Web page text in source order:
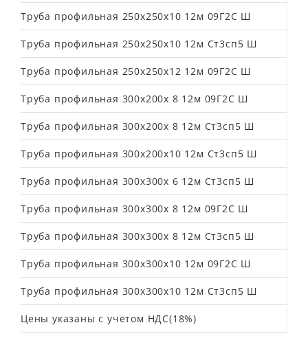
Труба профильная 250х250х10 12м 09Г2С Ш
Труба профильная 250х250х10 12м Ст3сп5 Ш
Труба профильная 250х250х12 12м 09Г2С Ш
Труба профильная 300х200х 8 12м 09Г2С Ш
Труба профильная 300х200х 8 12м Ст3сп5 Ш
Труба профильная 300х200х10 12м Ст3сп5 Ш
Труба профильная 300х300х 6 12м Ст3сп5 Ш
Труба профильная 300х300х 8 12м 09Г2С Ш
Труба профильная 300х300х 8 12м Ст3сп5 Ш
Труба профильная 300х300х10 12м 09Г2С Ш
Труба профильная 300х300х10 12м Ст3сп5 Ш
Цены указаны с учетом НДС(18%)